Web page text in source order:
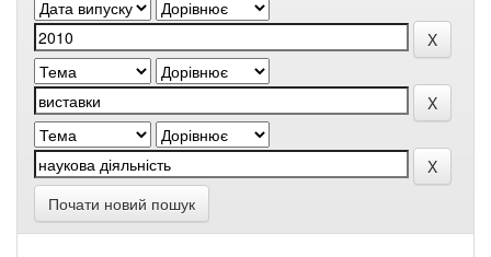
Почати новий пошук